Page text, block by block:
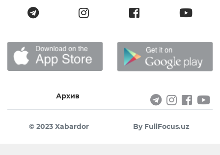
Архив
© 2023 Xabardor By FullFocus.uz